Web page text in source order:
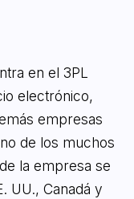
en el 3PL
electrónico,
empresas
de los muchos
la empresa se
UU., Canadá y